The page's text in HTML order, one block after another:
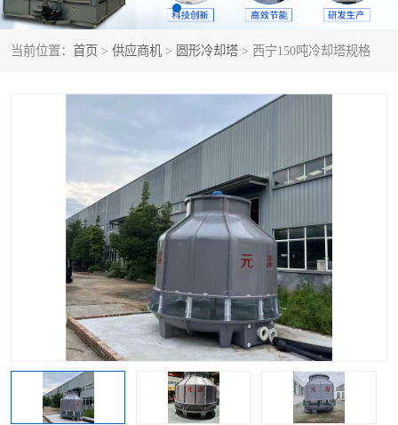
当前位置： 首页 > 供应商机 > 圆形冷却塔 > 西宁150吨冷却塔规格
电控箱 水泵
板式换热器